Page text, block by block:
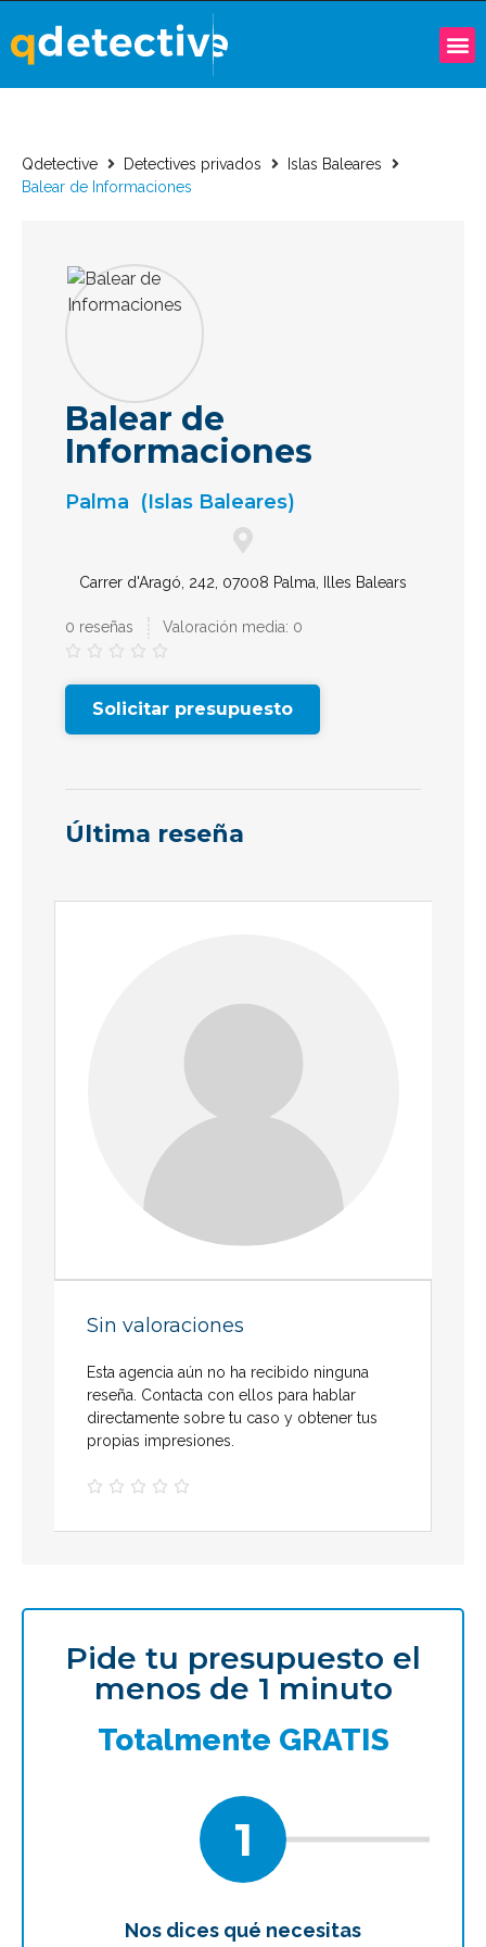
Qdetective Detectives privados
Islas Baleares
Balear de Informaciones
Balear de
Informaciones
Palma (Islas Baleares)
Carrer d'Aragó, 242, 07008 Palma, Illes Balears
0 reseñas Valoración media: 0
    
Solicitar presupuesto
Última reseña
Sin valoraciones
Esta agencia aún no ha recibido ninguna
reseña. Contacta con ellos para hablar
directamente sobre tu caso y obtener tus
propias impresiones.
    
Pide tu presupuesto el
menos de 1 minuto
Totalmente GRATIS
1
Nos dices qué necesitas